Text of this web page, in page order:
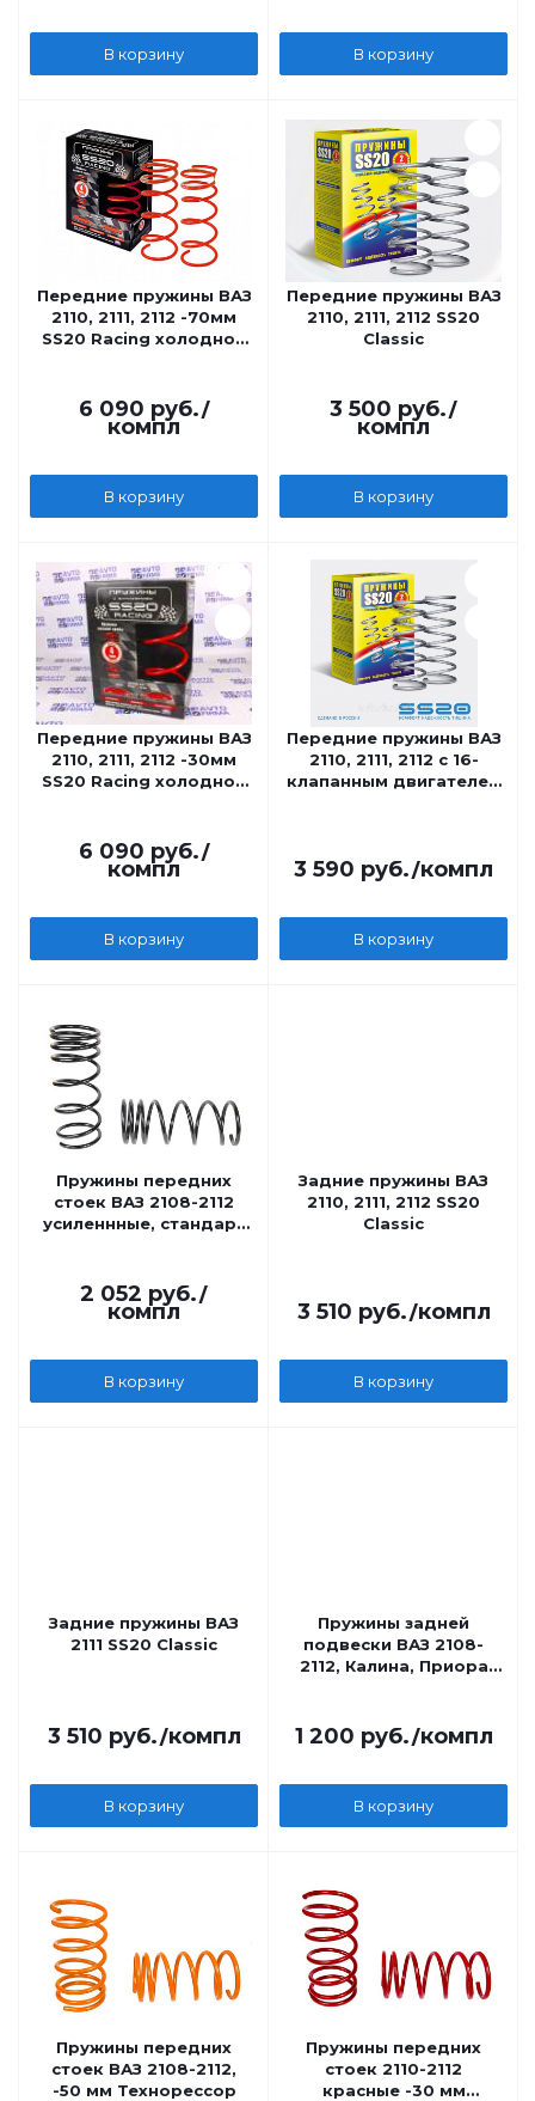
В корзину В корзину
Передние пружины ВАЗ
2110, 2111, 2112 -70мм
SS20 Racing холодной
6 090 руб./
компл
В корзину
Передние пружины ВАЗ
2110, 2111, 2112 SS20
Classic
3 500 руб./
компл
В корзину
Передние пружины ВАЗ
2110, 2111, 2112 -30мм
SS20 Racing холодной
6 090 руб./
компл
В корзину
Передние пружины ВАЗ
2110, 2111, 2112 с 16-
клапанным двигателем
3 590 руб./компл
В корзину
Пружины передних
стоек ВАЗ 2108-2112
усиленнные, стандарт
2 052 руб./
компл
В корзину
Задние пружины ВАЗ
2110, 2111, 2112 SS20
Classic
3 510 руб./компл
В корзину
Задние пружины ВАЗ
2111 SS20 Classic
3 510 руб./компл
В корзину
Пружины задней
подвески ВАЗ 2108-
2112, Калина, Приора
Рессор 2 шт
1 200 руб./компл
В корзину
Пружины передних
стоек ВАЗ 2108-2112,
-50 мм Технорессор
Пружины передних
стоек 2110-2112
красные -30 мм